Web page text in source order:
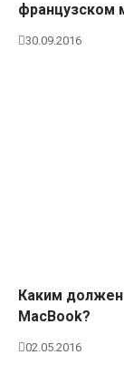
французском
30.09.2016
Каким
MacBook?
02.05.2016